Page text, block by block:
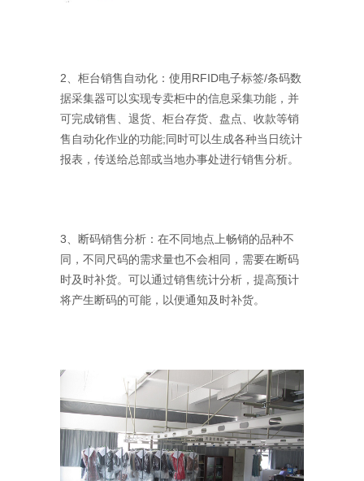
2、柜台销售自动化：使用RFID电子标签/条码数
据采集器可以实现专卖柜中的信息采集功能，并
可完成销售、退货、柜台存货、盘点、收款等销
售自动化作业的功能;同时可以生成各种当日统计
报表，传送给总部或当地办事处进行销售分析。
3、断码销售分析：在不同地点上畅销的品种不
同，不同尺码的需求量也不会相同，需要在断码
时及时补货。可以通过销售统计分析，提高预计
将产生断码的可能，以便通知及时补货。